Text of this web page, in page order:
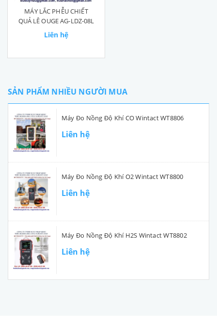
MÁY LẮC PHỄU CHIẾT
QUẢ LÊ OUGE AG-LDZ-08L
Liên hệ
SẢN PHẨM NHIỀU NGƯỜI MUA
Máy Đo Nồng Độ Khí CO Wintact WT8806
Liên hệ
Máy Đo Nồng Độ Khí O2 Wintact WT8800
Liên hệ
Máy Đo Nồng Độ Khí H2S Wintact WT8802
Liên hệ